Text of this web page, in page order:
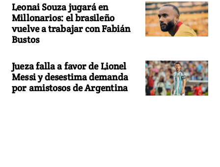
Leonai Souza jugará en
Millonarios: el brasileño
vuelve a trabajar con Fabián
Bustos
Jueza falla a favor de Lionel
Messi y desestima demanda
por amistosos de Argentina